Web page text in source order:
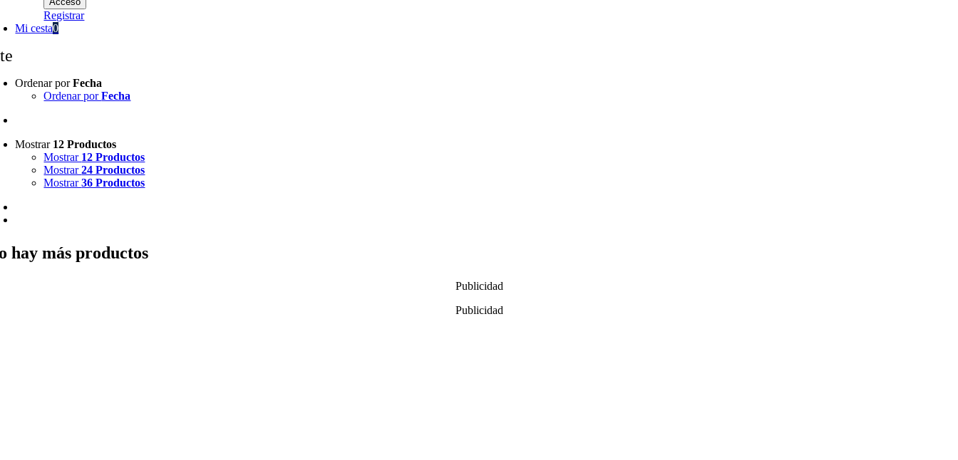
Registrar
Mi cesta0
Ordenar porFecha
Ordenar porFecha
Mostrar 12 Productos
Mostrar 12 Productos
Mostrar24 Productos
Mostrar36 Productos
hay más productos
Publicidad
Publicidad